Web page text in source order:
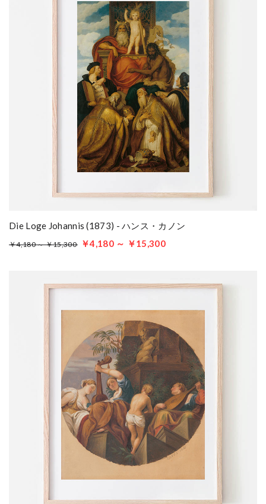
Die Loge Johannis (1873) - ハンス・カノン
￥4,180 ～ ￥15,300 ￥4,180 ～ ￥15,300